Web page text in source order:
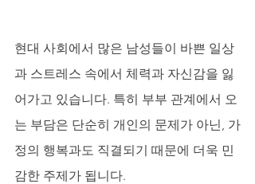
현대 사회에서 많은 남성들이 바쁜 일상
과 스트레스 속에서 체력과 자신감을 잃
어가고 있습니다. 특히 부부 관계에서 오
는 부담은 단순히 개인의 문제가 아닌, 가
정의 행복과도 직결되기 때문에 더욱 민
감한 주제가 됩니다.